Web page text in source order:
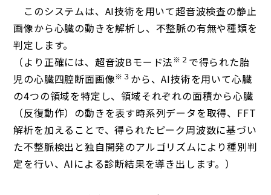
このシステムは、AI技術を用いて超音波検査の静止
画像から心臓の動きを解析し、不整脈の有無や種類を
判定します。
（より正確には、超音波Bモード法※２ で得られた胎
児の心臓四腔断面画像※３ から、AI技術を用いて心臓
の4つの領域を特定し、領域それぞれの面積から心臓
（反復動作）の動きを表す時系列データを取得、FFT
解析を加えることで、得られたピーク周波数に基づい
た不整脈検出と独自開発のアルゴリズムにより種別判
定を行い、AIによる診断結果を導き出します。）